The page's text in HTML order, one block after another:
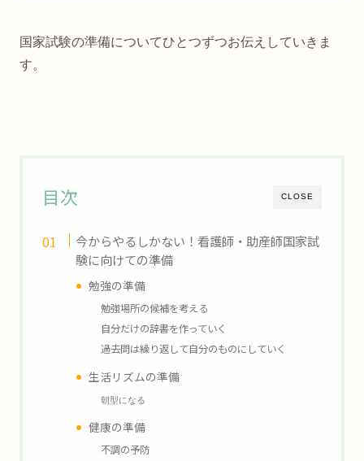
国家試験の準備についてひとつずつお伝えしていきま
す。
CLOSE
目次
今からやるしかない！看護師・助産師国家試
験に向けての準備
勉強の準備
勉強場所の候補を考える
自分だけの辞書を作っていく
過去問は繰り返して自分のものにしていく
生活リズムの準備
朝型になる
健康の準備
不調の予防